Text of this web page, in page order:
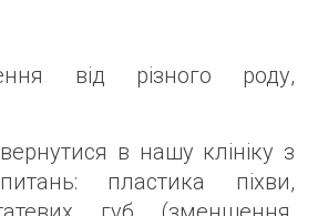
від різного роду,
в нашу клініку з
пластика піхви,